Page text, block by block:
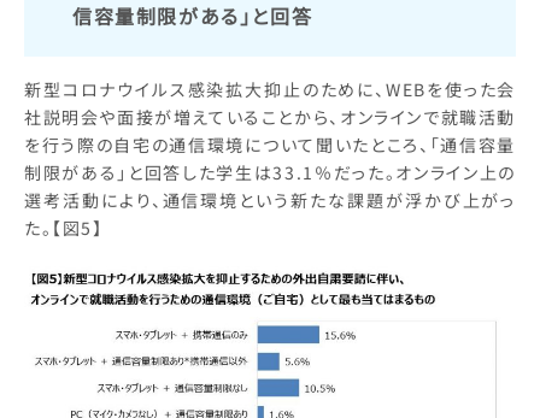
信容量制限がある」と回答
新型コロナウイルス感染拡大抑止のために、WEBを使った会
社説明会や面接が増えていることから、オンラインで就職活動
を行う際の自宅の通信環境について聞いたところ、「通信容量
制限がある」と回答した学生は33.1％だった。オンライン上の
選考活動により、通信環境という新たな課題が浮かび上がっ
た。【図5】